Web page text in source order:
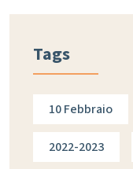
Tags
10 Febbraio
2022-2023